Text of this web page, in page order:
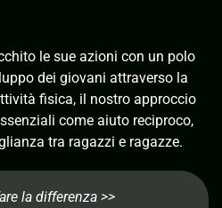
le sue azioni con un polo
dei giovani attraverso la
fisica, il nostro approccio
come aiuto reciproco,
tra ragazzi e ragazze.
la differenza >>